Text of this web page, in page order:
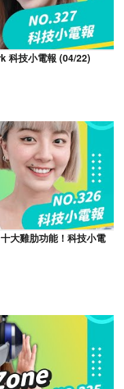
科技小電報 (04/22)
大雞肋功能！科技小電